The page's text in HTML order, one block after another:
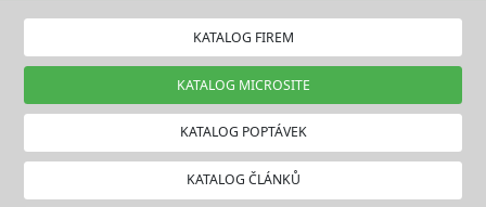
KATALOG FIREM
KATALOG MICROSITE
KATALOG POPTÁVEK
KATALOG ČLÁNKŮ